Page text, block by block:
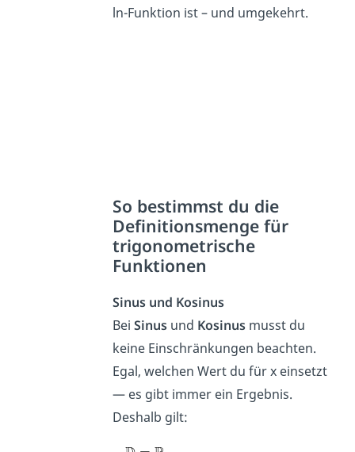
ln-Funktion ist – und umgekehrt.
So bestimmst du die
Definitionsmenge für
trigonometrische
Funktionen
Sinus und Kosinus
Bei Sinusund Kosinusmusst du
keine Einschränkungen beachten.
Egal, welchen Wert du für x einsetzt
— es gibt immer ein Ergebnis.
Deshalb gilt: